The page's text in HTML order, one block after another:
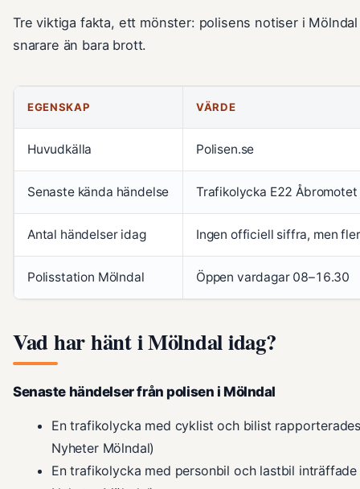
Tre viktiga fakta, ett mönster: polisens notiser i
snarare än bara brott.
EGENSKAP VÄRDE
Huvudkälla Polisen.se
Senaste kända händelse Trafikolycka E22 Åbromotet
Antal händelser idag Ingen officiell siffra, men
Polisstation Mölndal Öppen vardagar 08–16.30
Vad har hänt i Mölndal idag?
Senaste händelser från polisen i Mölndal
En trafikolycka med cyklist och bilist
Nyheter Mölndal)
En trafikolycka med personbil och lastbil